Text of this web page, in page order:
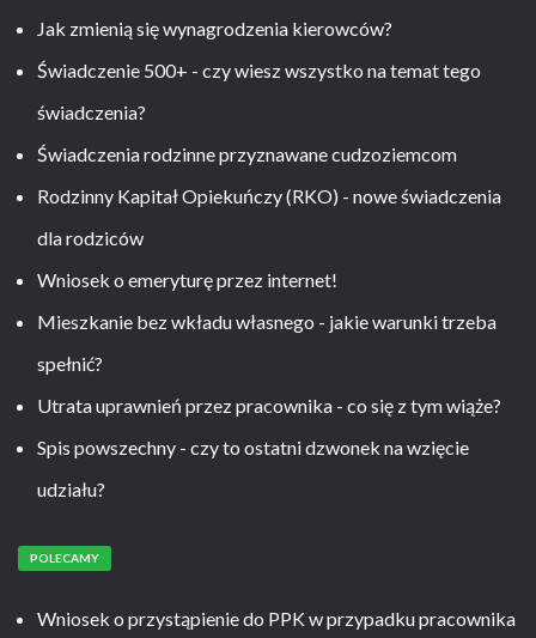
Jak zmienią się wynagrodzenia kierowców?
Świadczenie 500+ - czy wiesz wszystko na temat tego
świadczenia?
Świadczenia rodzinne przyznawane cudzoziemcom
Rodzinny Kapitał Opiekuńczy (RKO) - nowe świadczenia
dla rodziców
Wniosek o emeryturę przez internet!
Mieszkanie bez wkładu własnego - jakie warunki trzeba
spełnić?
Utrata uprawnień przez pracownika - co się z tym wiąże?
Spis powszechny - czy to ostatni dzwonek na wzięcie
udziału?
POLECAMY
Wniosek o przystąpienie do PPK w przypadku pracownika